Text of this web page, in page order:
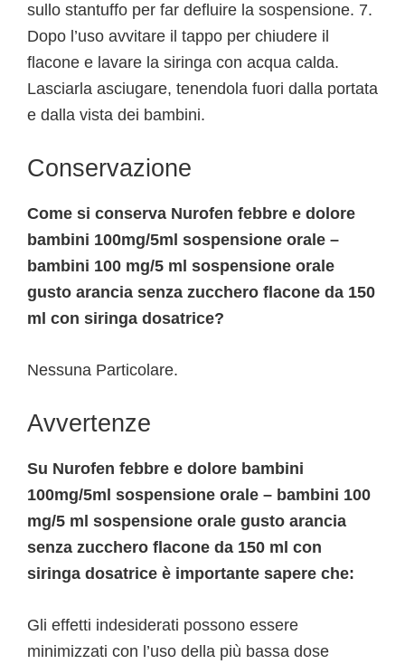
sullo stantuffo per far defluire la sospensione. 7.
Dopo l’uso avvitare il tappo per chiudere il
flacone e lavare la siringa con acqua calda.
Lasciarla asciugare, tenendola fuori dalla portata
e dalla vista dei bambini.
Conservazione
Come si conserva Nurofen febbre e dolore
bambini 100mg/5ml sospensione orale –
bambini 100 mg/5 ml sospensione orale
gusto arancia senza zucchero flacone da 150
ml con siringa dosatrice?
Nessuna Particolare.
Avvertenze
Su Nurofen febbre e dolore bambini
100mg/5ml sospensione orale – bambini 100
mg/5 ml sospensione orale gusto arancia
senza zucchero flacone da 150 ml con
siringa dosatrice è importante sapere che:
Gli effetti indesiderati possono essere
minimizzati con l’uso della più bassa dose